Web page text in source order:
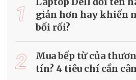
1
giản hơn hay khiến
bối rối?
2
Mua bếp từ của
tín? 4 tiêu chí cần